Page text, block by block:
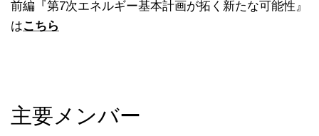
前編『第7次エネルギー基本計画が拓く新たな可能性』
はこちら
主要メンバー